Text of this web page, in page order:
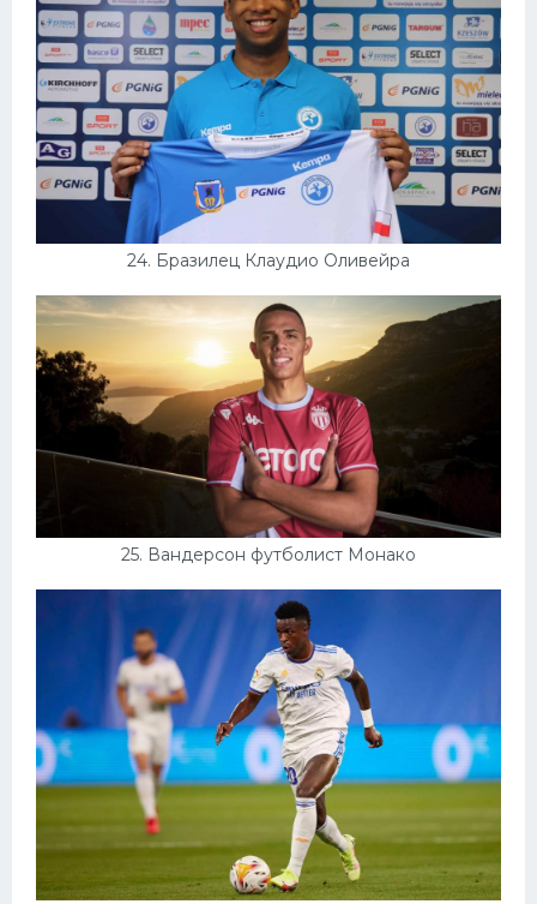
24. Бразилец Клаудио Оливейра
25. Вандерсон футболист Монако